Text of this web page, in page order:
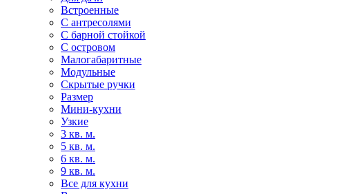
Встроенные
С антресолями
С барной стойкой
С островом
Малогабаритные
Модульные
Скрытые ручки
Размер
Мини-кухни
Узкие
3 кв. м.
5 кв. м.
6 кв. м.
9 кв. м.
Все для кухни